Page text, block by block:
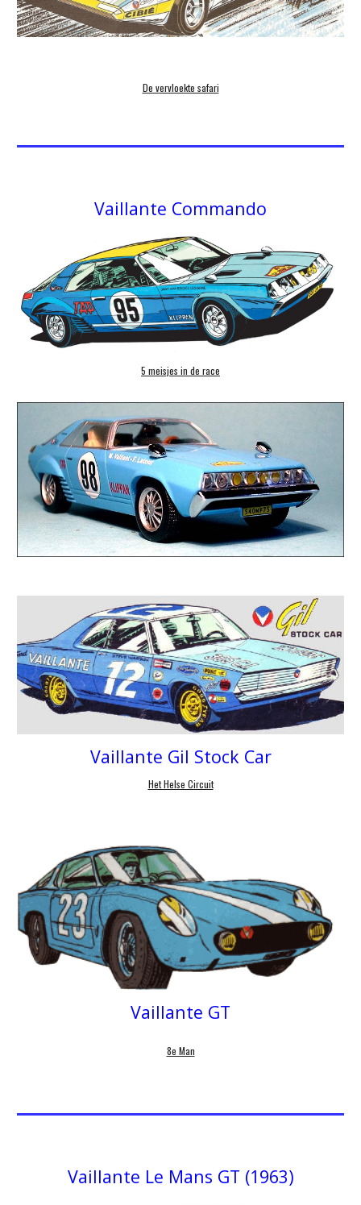
De vervloekte safari
Vaillante Commando
5 meisjes in de race
Vaillante Gil Stock Car
Het Helse Circuit
Vaillante GT
8e Man
Vaillante Le Mans GT (1963)